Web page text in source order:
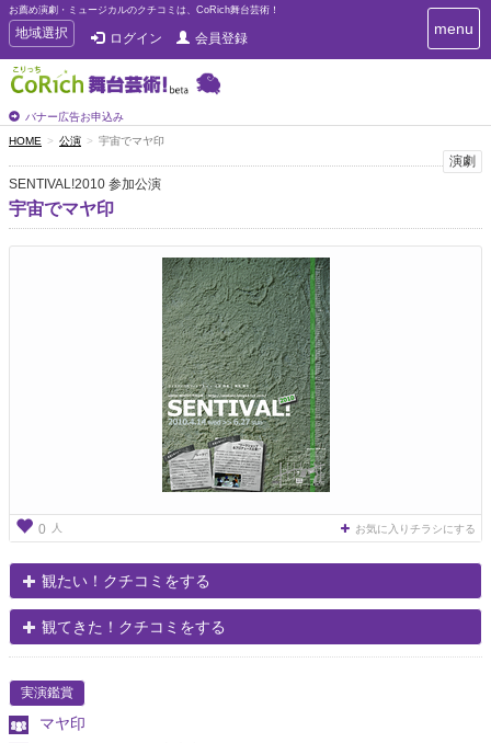
お薦め演劇・ミュージカルのクチコミは、CoRich舞台芸術！
T
o
g
g
e
n
a
v
i
g
地域選択 ログイン 会員登録
バナー広告お申込み
T
o
i
g
menu
HOME 公演 宇宙でマヤ印
演劇
SENTIVAL!2010 参加公演
宇宙でマヤ印
0 人 お気に入りチラシにする
観たい！クチコミをする
観てきた！クチコミをする
実演鑑賞
マヤ印